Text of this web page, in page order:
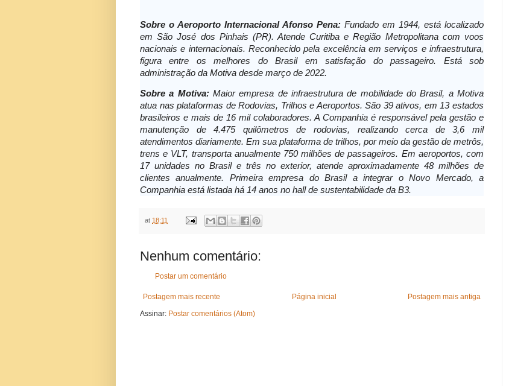
Sobre o Aeroporto Internacional Afonso Pena: Fundado em 1944, está localizado
em São José dos Pinhais (PR). Atende Curitiba e Região Metropolitana com voos
nacionais e internacionais. Reconhecido pela excelência em serviços e infraestrutura,
figura entre os melhores do Brasil em satisfação do passageiro. Está sob
administração da Motiva desde março de 2022.
Sobre a Motiva: Maior empresa de infraestrutura de mobilidade do Brasil, a Motiva
atua nas plataformas de Rodovias, Trilhos e Aeroportos. São 39 ativos, em 13 estados
brasileiros e mais de 16 mil colaboradores. A Companhia é responsável pela gestão e
manutenção de 4.475 quilômetros de rodovias, realizando cerca de 3,6 mil
atendimentos diariamente. Em sua plataforma de trilhos, por meio da gestão de metrôs,
trens e VLT, transporta anualmente 750 milhões de passageiros. Em aeroportos, com
17 unidades no Brasil e três no exterior, atende aproximadamente 48 milhões de
clientes anualmente. Primeira empresa do Brasil a integrar o Novo Mercado, a
Companhia está listada há 14 anos no hall de sustentabilidade da B3.
at 18:11
Nenhum comentário:
Postar um comentário
Postagem mais recente Postagem mais antiga
Página inicial
Assinar: Postar comentários (Atom)